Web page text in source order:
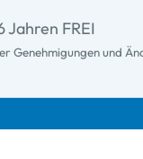
FREI
Genehmigungen und